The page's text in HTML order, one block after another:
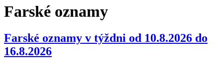
Farské oznamy
Farské oznamy v týždni od 10.8.2026 do
16.8.2026